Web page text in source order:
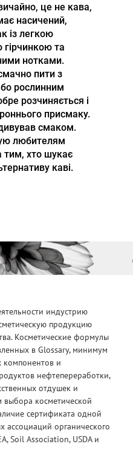
це не кава,
насичений,
із легкою
та
нотками.
пити з
рослинним
розчиняється і
присмаку.
смаком.
любителям
тим, хто шукає
каві.
индустрию
продукцию
Косметические формулы
в Glossary, минимум
компонентов и
нефтепереработки,
отдушек и
выбора косметической
сертификата одной
органического
Soil Association, USDA и